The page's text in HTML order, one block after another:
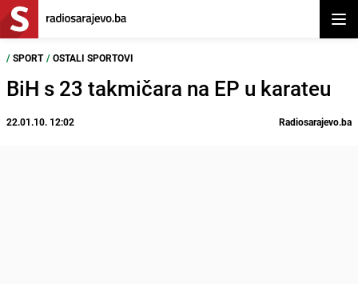
/ SPORT / OSTALI SPORTOVI
BiH s 23 takmičara na EP u karateu
22.01.10. 12:02 Radiosarajevo.ba